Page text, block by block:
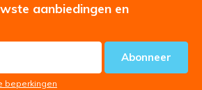
aanbiedingen en
Abonneer
beperkingen